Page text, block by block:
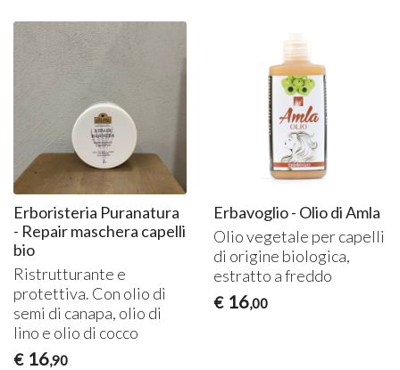
Erboristeria Puranatura
- Repair maschera capelli
bio
Ristrutturante e
protettiva. Con olio di
semi di canapa, olio di
lino e olio di cocco
€ 16,90
Erbavoglio - Olio di Amla
Olio vegetale per capelli
di origine biologica,
estratto a freddo
€ 16,00